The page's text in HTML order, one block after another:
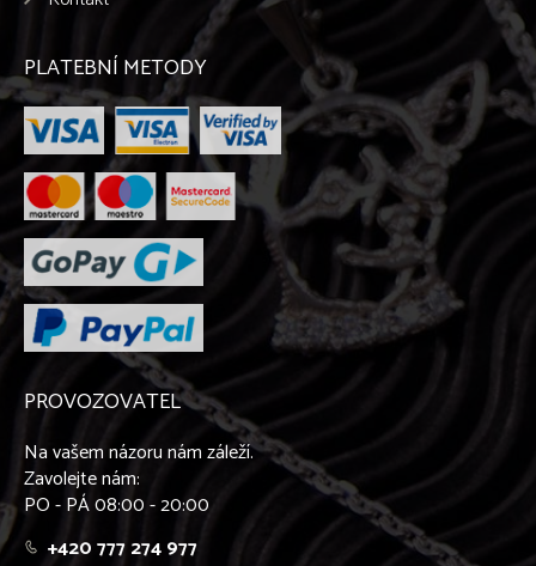
OSTATNÍ STŘÍBRNÉ ŠPERKY 925/1000
PŘÍVĚŠKY NA KLÍČE - OBECNÝ KOV
OSTATNÍ PRODUKTY
PLATEBNÍ METODY
PROVOZOVATEL
Na vašem názoru nám záleží.
Zavolejte nám:
PO - PÁ 08:00 - 20:00
+420 777 274 977